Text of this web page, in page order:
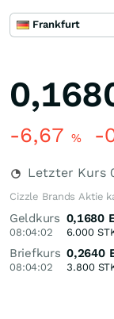
Frankfurt
-6,67 % -
Letzter Kurs
Cizzle Brands Aktie
Geldkurs
08:04:02
0,1680
6.000
Briefkurs
08:04:02
0,2640
3.800